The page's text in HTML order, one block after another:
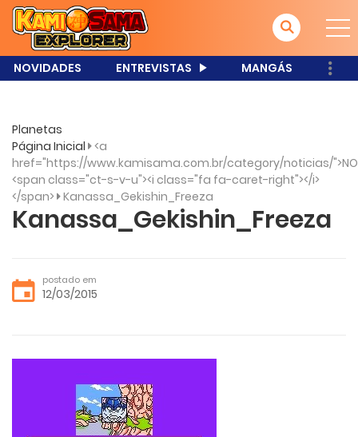
NOVIDADES ENTREVISTAS MANGÁS
Planetas
Página Inicial <a
href="https://www.kamisama.com.br/category/noticias/
<span class="ct-s-v-u"><i class="fa fa-caret-right"></i>
</span> Kanassa_Gekishin_Freeza
Kanassa_Gekishin_Freeza
postado em
12/03/2015